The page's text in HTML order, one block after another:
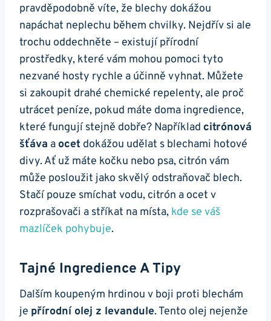
pravděpodobně víte, že blechy dokážou
napáchat neplechu během chvilky. Nejdřív si ale
trochu oddechněte – existují přírodní
prostředky, které vám mohou pomoci tyto
nezvané hosty rychle a účinně vyhnat. Můžete
si zakoupit drahé chemické repelenty, ale proč
utrácet peníze, pokud máte doma ingredience,
které fungují stejně dobře? Například citrónová
šťáva a ocet dokážou udělat s blechami hotové
divy. Ať už máte kočku nebo psa, citrón vám
může posloužit jako skvělý odstraňovač blech.
Stačí pouze smíchat vodu, citrón a ocet v
rozprašovači a stříkat na místa, kde se váš
mazlíček pohybuje.
Tajné Ingredience A Tipy
Dalším koupeným hrdinou v boji proti blechám
je přírodní olej z levandule. Tento olej nejenže